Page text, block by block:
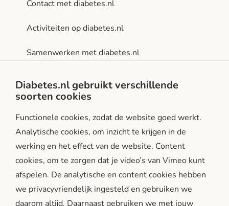
Contact met diabetes.nl
Activiteiten op diabetes.nl
Samenwerken met diabetes.nl
diabetes.nl is een initiatief van:
Diabetes.nl gebruikt verschillende
soorten cookies
Functionele cookies, zodat de website goed werkt.
Analytische cookies, om inzicht te krijgen in de
werking en het effect van de website. Content
cookies, om te zorgen dat je video’s van Vimeo kunt
afspelen. De analytische en content cookies hebben
we privacyvriendelijk ingesteld en gebruiken we
daarom altijd. Daarnaast gebruiken we met jouw